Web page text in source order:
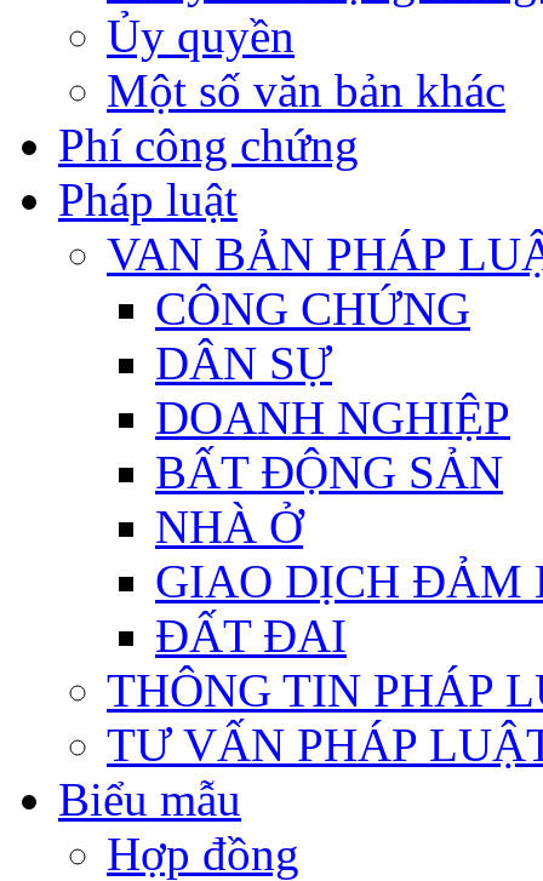
Ủy quyền
Một số văn bản khác
Phí công chứng
Pháp luật
VAN BẢN PHÁP
CÔNG CHỨNG
DÂN SỰ
DOANH NGHIỆP
BẤT ĐỘNG SẢN
NHÀ Ở
GIAO DỊCH ĐẢM
ĐẤT ĐAI
THÔNG TIN PHÁP
TƯ VẤN PHÁP
Biểu mẫu
Hợp đồng